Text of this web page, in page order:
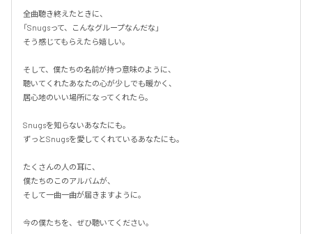
全曲聴き終えたときに、
「Snugsって、こんなグループなんだな」
そう感じてもらえたら嬉しい。
そして、僕たちの名前が持つ意味のように、
聴いてくれたあなたの心が少しでも暖かく、
居心地のいい場所になってくれたら。
Snugsを知らないあなたにも。
ずっとSnugsを愛してくれているあなたにも。
たくさんの人の耳に、
僕たちのこのアルバムが、
そして一曲一曲が届きますように。
今の僕たちを、ぜひ聴いてください。